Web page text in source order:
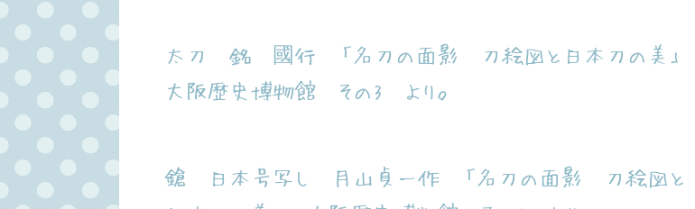
太刀 銘 國行 「名刀の面影 刀絵図と日本刀の美」
大阪歴史博物館 その3 より。
鎗 日本号写し 月山貞一作 「名刀の面影 刀絵図と